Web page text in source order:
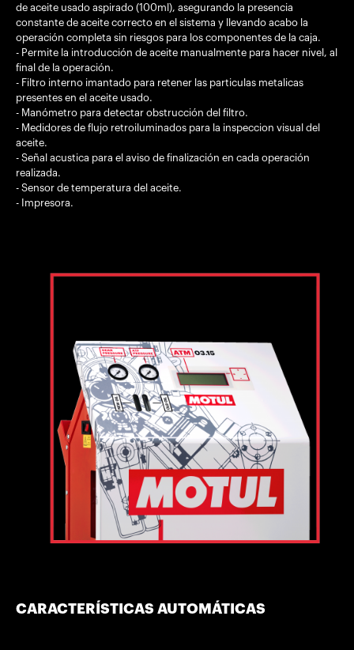
de aceite usado aspirado (100ml), asegurando la presencia
constante de aceite correcto en el sistema y llevando acabo la
operación completa sin riesgos para los componentes de la caja.
- Permite la introducción de aceite manualmente para hacer nivel, al
final de la operación.
- Filtro interno imantado para retener las particulas metalicas
presentes en el aceite usado.
- Manómetro para detectar obstrucción del filtro.
- Medidores de flujo retroiluminados para la inspeccion visual del
aceite.
- Señal acustica para el aviso de finalización en cada operación
realizada.
- Sensor de temperatura del aceite.
- Impresora.
CARACTERÍSTICAS AUTOMÁTICAS